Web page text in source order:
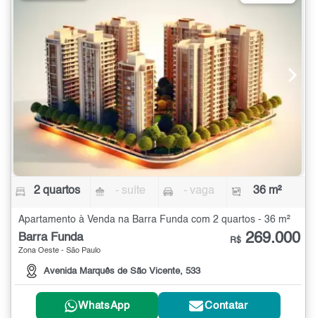
2 quartos - suíte - vaga 36 m²
Apartamento à Venda na Barra Funda com 2 quartos - 36 m²
Barra Funda
Zona Oeste - São Paulo
Avenida Marquês de São Vicente, 533
R$ 269.000
WhatsApp Contatar